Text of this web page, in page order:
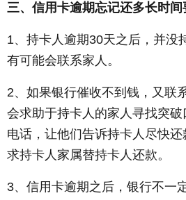
三、信用卡逾期忘记还多长时
1、持卡人逾期30天之后，并没
有可能会联系家人。
2、如果银行催收不到钱，又联
会求助于持卡人的家人寻找突
电话，让他们告诉持卡人尽快
求持卡人家属替持卡人还款。
3、信用卡逾期之后，银行不一